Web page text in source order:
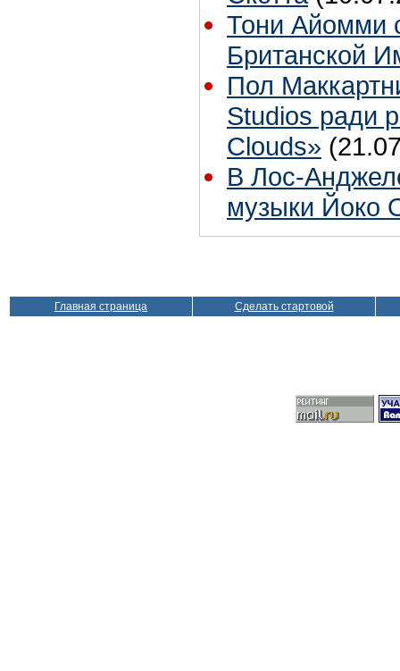
Тони Айомми
Британской
Пол
Studios ради
Clouds»
В Лос-
музыки Йоко
Главная страница Сделать стартовой